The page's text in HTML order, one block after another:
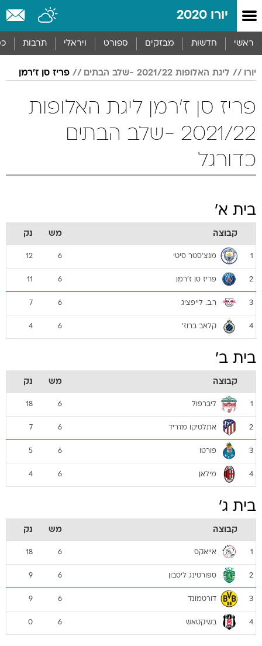
יורו 2020
ראשי חדשות מבזקים ספורט ויראלי תרבות
יורו ליגת האלופות 2021/22 -שלב הבתים פריז סן ז'רמן
פריז סן ז'רמן ליגת האלופות
2021/22 -שלב הבתים
כדורגל
בית א'
קבוצה מש נק
1 מנצ'סטר סיטי 6
12
2 פריז סן ז'רמן 6
11
3 ר.ב. לייפציג 6
7
4 קלאב ברוז' 6
4
בית ב'
קבוצה מש נק
1 ליברפול 6
18
2 אתלטיקו מדריד 6
7
3 פורטו 6
5
4 מילאן 6
4
בית ג'
קבוצה מש נק
1 אייאקס 6
18
2 ספורטינג ליסבון 6
9
3 דורטמונד 6
9
4 בשיקטאש 6
0